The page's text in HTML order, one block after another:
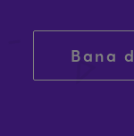
Bana